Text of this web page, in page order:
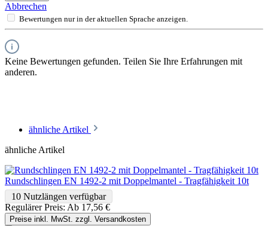
Abbrechen
Bewertungen nur in der aktuellen Sprache anzeigen.
Keine Bewertungen gefunden. Teilen Sie Ihre Erfahrungen mit
anderen.
ähnliche Artikel
ähnliche Artikel
Rundschlingen EN 1492-2 mit Doppelmantel - Tragfähigkeit 10t
10 Nutzlängen verfügbar
Regulärer Preis: Ab 17,56 €
Preise inkl. MwSt. zzgl. Versandkosten